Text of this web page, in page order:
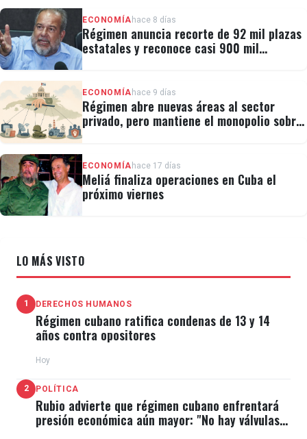
ECONOMÍA hace 8 días
Régimen anuncia recorte de 92 mil plazas
estatales y reconoce casi 900 mil
ECONOMÍA hace 9 días
Régimen abre nuevas áreas al sector
privado, pero mantiene el monopolio sobre
ECONOMÍA hace 17 días
Meliá finaliza operaciones en Cuba el
próximo viernes
LO MÁS VISTO
1 DERECHOS HUMANOS
Régimen cubano ratifica condenas de 13 y 14
años contra opositores
Hoy
2 POLÍTICA
Rubio advierte que régimen cubano enfrentará
presión económica aún mayor: "No hay válvulas